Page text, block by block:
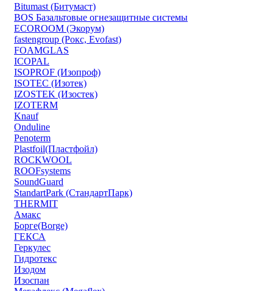
Bitumast (Битумаст)
BOS Базальтовые огнезащитные системы
ECOROOM (Экорум)
fastengroup (Рокс, Evofast)
FOAMGLAS
ICOPAL
ISOPROF (Изопроф)
ISOTEC (Изотек)
IZOSTEK (Изостек)
IZOTERM
Knauf
Onduline
Penoterm
Plastfoil(Пластфойл)
ROCKWOOL
ROOFsystems
SoundGuard
StandartPark (СтандартПарк)
THERMIT
Амакс
Борге(Borge)
ГЕКСА
Геркулес
Гидротекс
Изодом
Изоспан